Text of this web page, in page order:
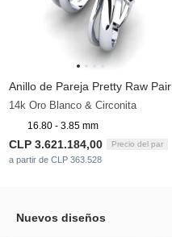
Anillo de Pareja Pretty Raw Pair
14k Oro Blanco & Circonita
16.80 - 3.85 mm
CLP 3.621.184,00 Precio del par
a partir de CLP 363.528
Nuevos diseños